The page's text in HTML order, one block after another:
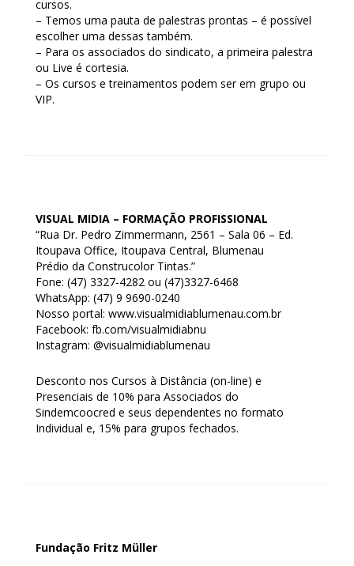
cursos.
– Temos uma pauta de palestras prontas – é possível
escolher uma dessas também.
– Para os associados do sindicato, a primeira palestra
ou Live é cortesia.
– Os cursos e treinamentos podem ser em grupo ou
VIP.
VISUAL MIDIA – FORMAÇÃO PROFISSIONAL
“Rua Dr. Pedro Zimmermann, 2561 – Sala 06 – Ed.
Itoupava Office, Itoupava Central, Blumenau
Prédio da Construcolor Tintas.”
Fone: (47) 3327-4282 ou (47)3327-6468
WhatsApp: (47) 9 9690-0240
Nosso portal: www.visualmidiablumenau.com.br
Facebook: fb.com/visualmidiabnu
Instagram: @visualmidiablumenau
Desconto nos Cursos à Distância (on-line) e
Presenciais de 10% para Associados do
Sindemcoocred e seus dependentes no formato
Individual e, 15% para grupos fechados.
Fundação Fritz Müller